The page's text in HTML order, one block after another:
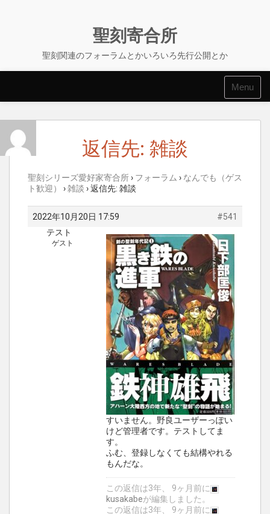
聖刻寄合所
聖刻関連のフォーラムとかいろいろ先行公開とか
Menu
返信先: 雑談
聖刻シリーズ愛好家寄合所› フォーラム › なんでも（ゲス
ト歓迎）
›雑談 ›返信先: 雑談
2022年10月20日 17:59
#541
テスト
ゲスト
すいません。野良ユーザーっぽい
けど管理者です。テストしてま
す。
ふむ、登録しなくても結構やれる
もんだな。
この返信は3年、 9ヶ月前に
kusakabeが編集しました。
この返信は3年、 9ヶ月前に